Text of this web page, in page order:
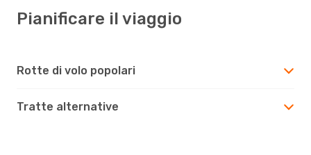
Pianificare il viaggio
Rotte di volo popolari
Tratte alternative